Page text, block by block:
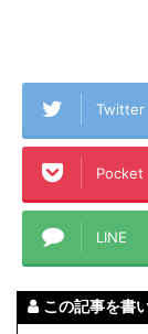
Twitter
Pocket
LINE
この記事を書